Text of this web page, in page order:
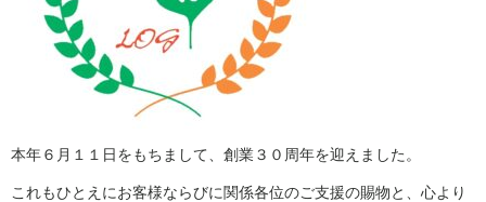
本年６月１１日をもちまして、創業３０周年を迎えました。
これもひとえにお客様ならびに関係各位のご支援の賜物と、心より